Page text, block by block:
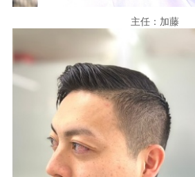
主任：加藤